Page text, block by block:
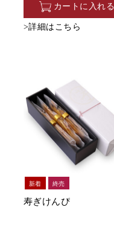
カートに入れる
>詳細はこちら
新着 終売
寿ぎけんぴ